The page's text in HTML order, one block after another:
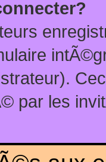
par les